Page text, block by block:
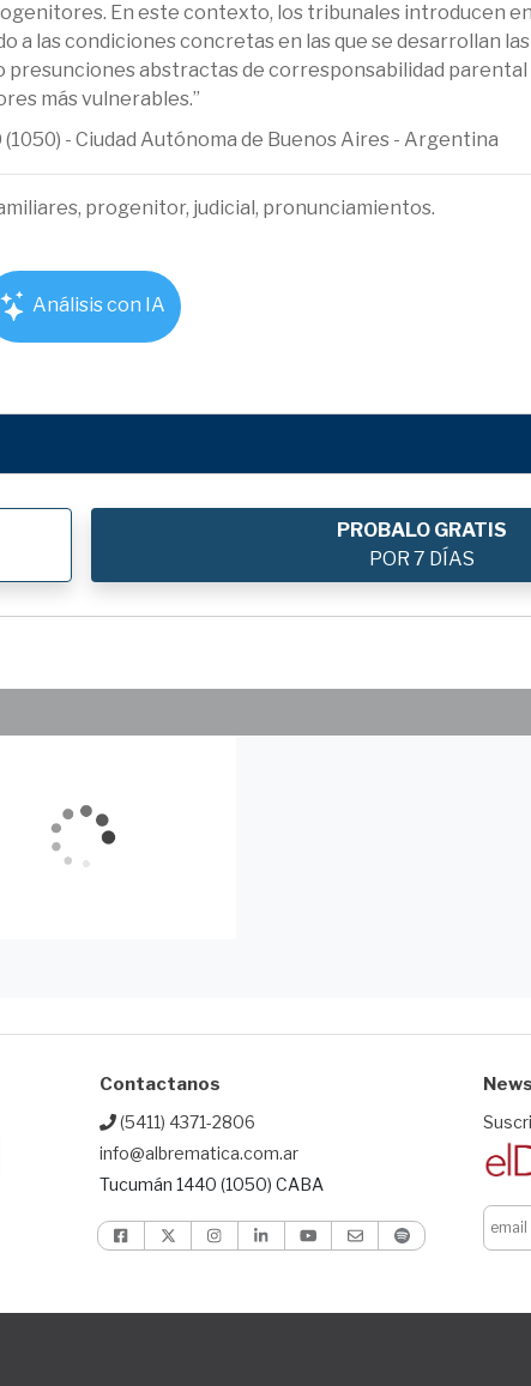
En este contexto, los tribunales introducen en
a las condiciones concretas en las que se desarrollan
abstractas de corresponsabilidad
más vulnerables.”
- Ciudad Autónoma de Buenos Aires - Argentina
progenitor, judicial, pronunciamientos.
Análisis con IA
PROBALO GRATIS
POR 7 DÍAS
Contactanos
(5411) 4371-2806
info@albrematica.com.ar
Tucumán 1440 (1050) CABA